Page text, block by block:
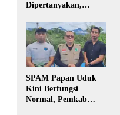
Dipertanyakan,
dan Transparansi
Pelaksanaan
Pembangunan
SPAM Papan Uduk
Kini Berfungsi
Normal, Pemkab